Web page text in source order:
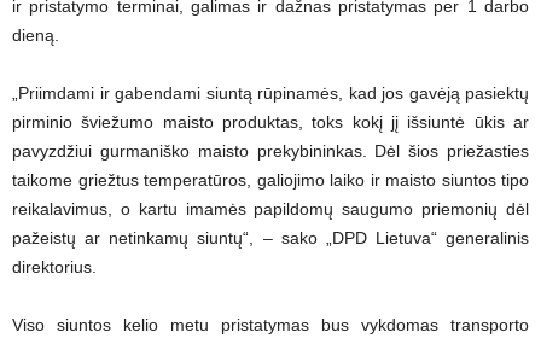
ir pristatymo terminai, galimas ir dažnas pristatymas per 1 darbo
dieną.
„Priimdami ir gabendami siuntą rūpinamės, kad jos gavėją pasiektų
pirminio šviežumo maisto produktas, toks kokį jį išsiuntė ūkis ar
pavyzdžiui gurmaniško maisto prekybininkas. Dėl šios priežasties
taikome griežtus temperatūros, galiojimo laiko ir maisto siuntos tipo
reikalavimus, o kartu imamės papildomų saugumo priemonių dėl
pažeistų ar netinkamų siuntų“, – sako „DPD Lietuva“ generalinis
direktorius.
Viso siuntos kelio metu pristatymas bus vykdomas transporto